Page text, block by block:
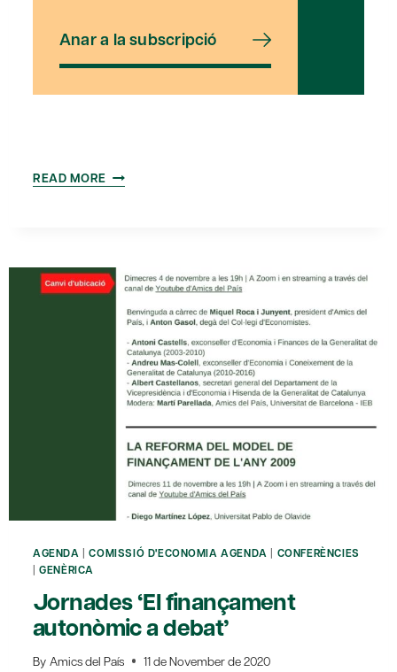
Anar a la subscripció
READ MORE ASSEMBLEA
AGENDA |COMISSIÓ D'ECONOMIA AGENDA | CONFERÈNCIES
|GENÈRICA
Jornades ‘El finançament
autonòmic a debat’
By Amics del País 11 de November de 2020